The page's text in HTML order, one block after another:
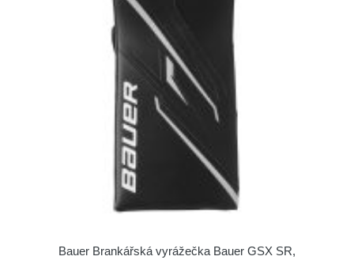
Bauer Brankářská vyrážečka Bauer GSX SR,